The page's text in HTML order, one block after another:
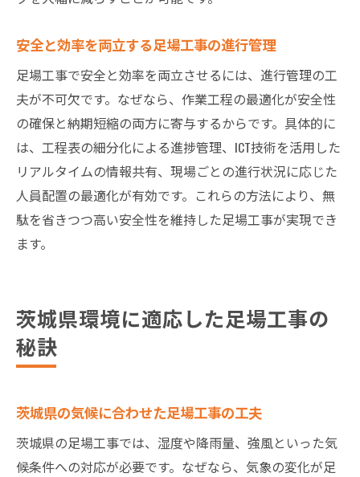
安全と効率を両立する足場工事の進行管理
足場工事で安全と効率を両立させるには、進行管理の工
夫が不可欠です。なぜなら、作業工程の最適化が安全性
の確保と納期短縮の両方に寄与するからです。具体的に
は、工程表の細分化による進捗管理、ICT技術を活用した
リアルタイムの情報共有、現場ごとの進行状況に応じた
人員配置の最適化が有効です。これらの方法により、無
駄を省きつつ高い安全性を維持した足場工事が実現でき
ます。
茨城県環境に適応した足場工事の
秘訣
茨城県の気候に合わせた足場工事の工夫
茨城県の足場工事では、湿度や降雨量、強風といった気
候条件への対応が必要です。なぜなら、気象の変化が足